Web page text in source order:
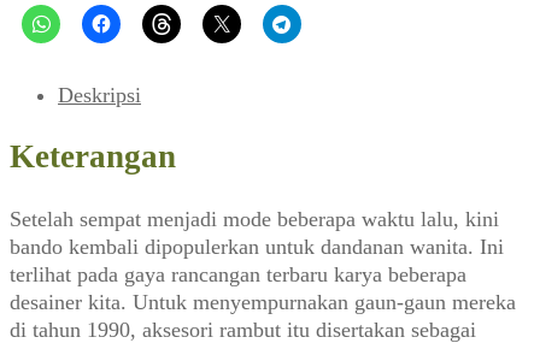
193,
FebruariDeskripsi
Keterangan
Setelah sempat menjadi mode beberapa waktu lalu, kini
bando kembali dipopulerkan untuk dandanan wanita. Ini
terlihat pada gaya rancangan terbaru karya beberapa
desainer kita. Untuk menyempurnakan gaun-gaun mereka
di tahun 1990, aksesori rambut itu disertakan sebagai